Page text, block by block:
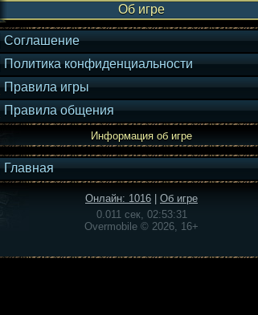
Об игре
Соглашение
Политика конфиденциальности
Правила игры
Правила общения
Информация об игре
Главная
Онлайн: 1016
Об игре
0.011 сек, 02:53:31
Overmobile © 2026, 16+